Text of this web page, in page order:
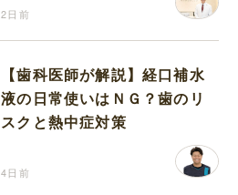
2日前
【歯科医師が解説】経口補水
液の日常使いはＮＧ？歯のリ
スクと熱中症対策
4日前